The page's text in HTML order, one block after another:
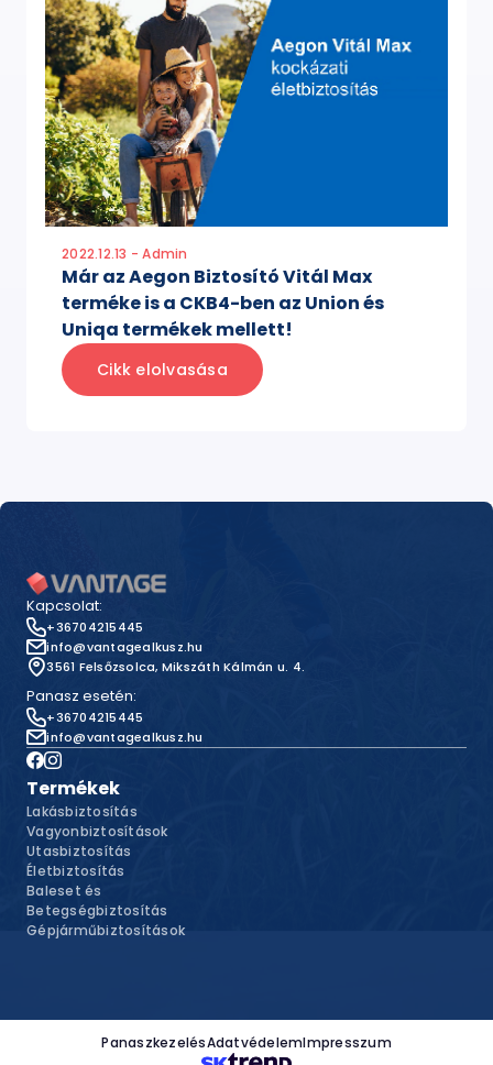
2022.12.13 - Admin
Már az Aegon Biztosító Vitál Max
terméke is a CKB4-ben az Union és
Uniqa termékek mellett!
Cikk elolvasása
Kapcsolat:
+36704215445
info@vantagealkusz.hu
3561 Felsőzsolca, Mikszáth Kálmán u. 4.
Panasz esetén:
+36704215445
info@vantagealkusz.hu
Termékek
Lakásbiztosítás
Vagyonbiztosítások
Utasbiztosítás
Életbiztosítás
Baleset és
Betegségbiztosítás
Gépjárműbiztosítások
PanaszkezelésAdatvédelemImpresszum